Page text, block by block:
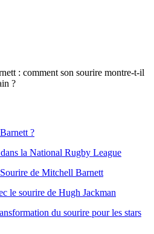
: comment son sourire montre-t-il
?
?
la National Rugby League
de Mitchell Barnett
le sourire de Hugh Jackman
du sourire pour les stars